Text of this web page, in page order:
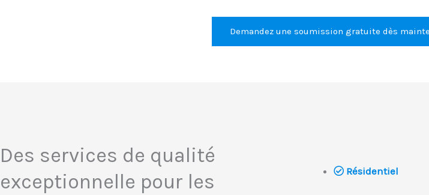
Demandez une soumission gratuite dès
Des services de qualité
exceptionnelle pour les
Résidentiel